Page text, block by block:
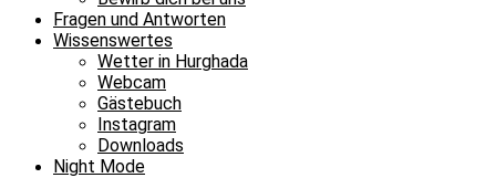
Fragen und Antworten
Wissenswertes
Wetter in Hurghada
Webcam
Gästebuch
Instagram
Downloads
Night Mode